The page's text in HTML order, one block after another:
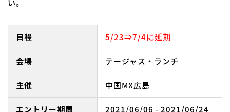
い。
日程 5/23⇒7/4に延期
会場 テージャス・ランチ
主催 中国MX広島
エントリー期間 2021/06/06 - 2021/06/24